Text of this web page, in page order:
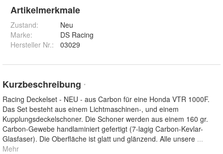
Artikelmerkmale
Zustand:
Neu
Marke:
DS Racing
Hersteller Nr.:
03029
Kurzbeschreibung *
Racing Deckelset - NEU - aus Carbon für eine Honda VTR 1000F.
Das Set besteht aus einem Lichtmaschinen-, und einem
Kupplungsdeckelschoner. Die Schoner werden aus einem 160 gr.
Carbon-Gewebe handlaminiert gefertigt (7-lagig Carbon-Kevlar-
Glasfaser). Die Oberfläche ist glatt und glänzend. Alle unsere ...
Mehr